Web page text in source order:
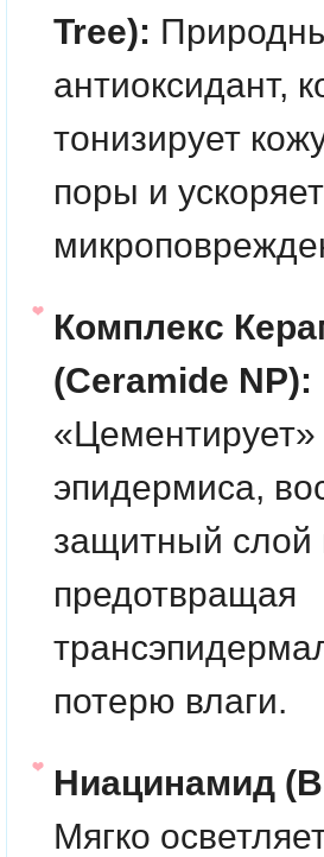
Tree):
антиоксидант,
тонизирует
поры и
Комплекс
(Ceramide NP):
«Цементирует»
эпидермиса,
защитный слой
предотвращая
потерю влаги.
Ниацинамид
Мягко